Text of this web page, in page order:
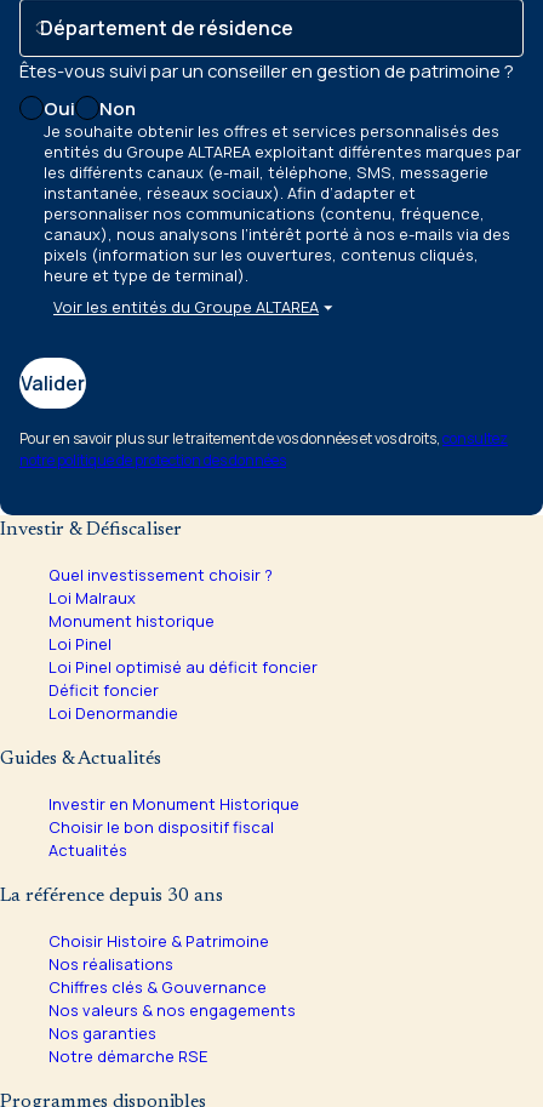
Êtes-vous suivi par un conseiller en gestion de patrimoine ?
Oui
Non
Je souhaite obtenir les offres et services personnalisés des
entités du Groupe ALTAREA exploitant différentes marques par
les différents canaux (e-mail, téléphone, SMS, messagerie
instantanée, réseaux sociaux). Afin d’adapter et
personnaliser nos communications (contenu, fréquence,
canaux), nous analysons l’intérêt porté à nos e-mails via des
pixels (information sur les ouvertures, contenus cliqués,
heure et type de terminal).
Voir les entités du Groupe ALTAREA
Valider
Pour en savoir plus sur le traitement de vos données et vos droits,consultez
notre politique de protection des données
Investir & Défiscaliser
Quel investissement choisir ?
Loi Malraux
Monument historique
Loi Pinel
Loi Pinel optimisé au déficit foncier
Déficit foncier
Loi Denormandie
Guides & Actualités
Investir en Monument Historique
Choisir le bon dispositif fiscal
Actualités
La référence depuis 30 ans
Choisir Histoire & Patrimoine
Nos réalisations
Chiffres clés & Gouvernance
Nos valeurs & nos engagements
Nos garanties
Notre démarche RSE
Programmes disponibles